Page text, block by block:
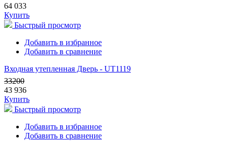
64 033
Купить
Быстрый просмотр
Добавить в избранное
Добавить в сравнение
Входная утепленная Дверь - UT1119
33200
43 936
Купить
Быстрый просмотр
Добавить в избранное
Добавить в сравнение